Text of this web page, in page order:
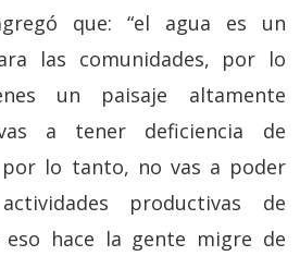
que: “el agua es un
las comunidades, por lo
un paisaje altamente
vas a tener deficiencia de
por lo tanto, no vas a poder
productivas de
hace la gente migre de